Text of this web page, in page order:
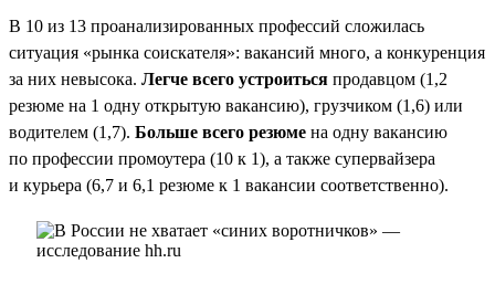
В 10 из 13 проанализированных профессий сложилась
ситуация «рынка соискателя»: вакансий много, а конкуренция
за них невысока. Легче всего устроиться продавцом (1,2
резюме на 1 одну открытую вакансию), грузчиком (1,6) или
водителем (1,7). Больше всего резюме на одну вакансию
по профессии промоутера (10 к 1), а также супервайзера
и курьера (6,7 и 6,1 резюме к 1 вакансии соответственно).